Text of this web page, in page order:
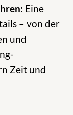
Eine
– von der
und
Zeit und